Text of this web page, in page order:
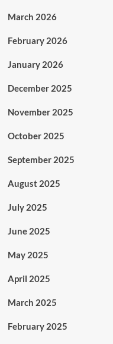
March 2026
February 2026
January 2026
December 2025
November 2025
October 2025
September 2025
August 2025
July 2025
June 2025
May 2025
April 2025
March 2025
February 2025